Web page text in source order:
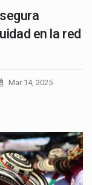
en la red
Mar 14, 2025